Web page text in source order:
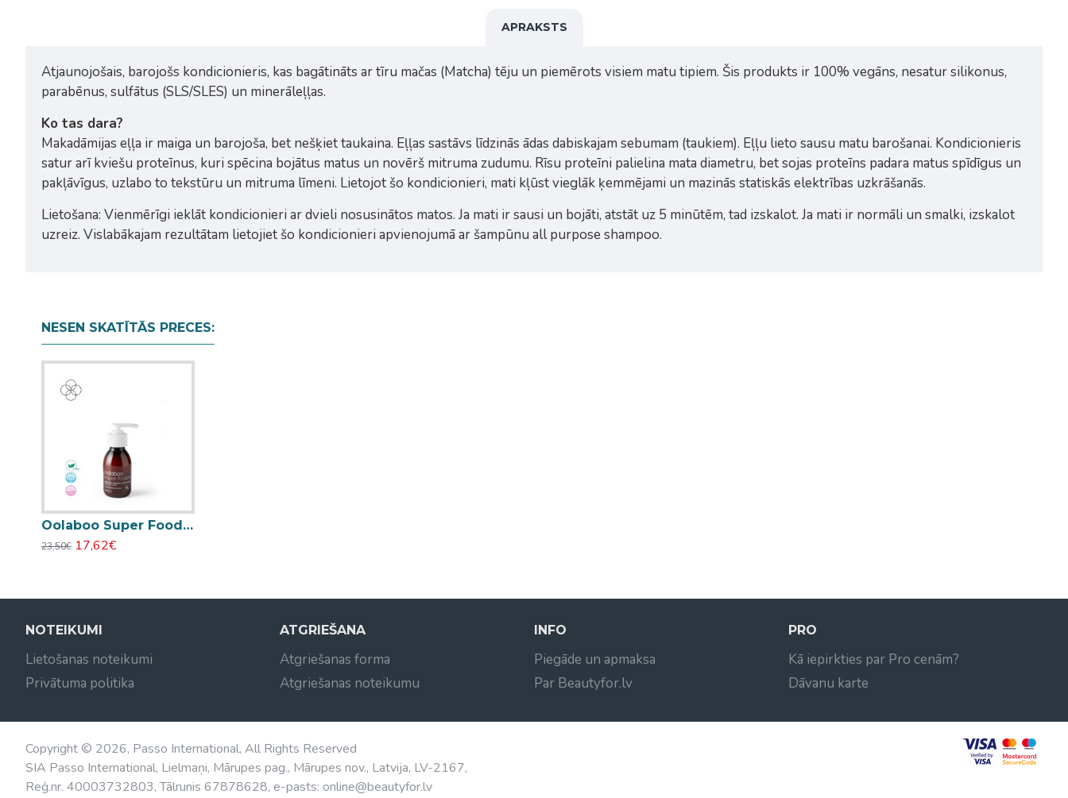
APRAKSTS
Atjaunojošais, barojošs kondicionieris, kas bagātināts ar tīru mačas (Matcha) tēju un piemērots visiem matu tipiem. Šis produkts ir 100% vegāns, nesatur silikonus,
parabēnus, sulfātus (SLS/SLES) un minerāleļļas.
Ko tas dara?
Makadāmijas eļļa ir maiga un barojoša, bet nešķiet taukaina. Eļļas sastāvs līdzinās ādas dabiskajam sebumam (taukiem). Eļļu lieto sausu matu barošanai. Kondicionieris
satur arī kviešu proteīnus, kuri spēcina bojātus matus un novērš mitruma zudumu. Rīsu proteīni palielina mata diametru, bet sojas proteīns padara matus spīdīgus un
pakļāvīgus, uzlabo to tekstūru un mitruma līmeni. Lietojot šo kondicionieri, mati kļūst vieglāk ķemmējami un mazinās statiskās elektrības uzkrāšanās.
Lietošana: Vienmērīgi ieklāt kondicionieri ar dvieli nosusinātos matos. Ja mati ir sausi un bojāti, atstāt uz 5 minūtēm, tad izskalot. Ja mati ir normāli un smalki, izskalot
uzreiz. Vislabākajam rezultātam lietojiet šo kondicionieri apvienojumā ar šampūnu all purpose shampoo.
NESEN SKATĪTĀS PRECES:
Oolaboo Super Foodies replenish kondicionieris 100ml
23,50€ 17,62€
NOTEIKUMI
Lietošanas noteikumi
Privātuma politika
ATGRIEŠANA
Atgriešanas forma
Atgriešanas noteikumu
INFO
Piegāde un apmaksa
Par Beautyfor.lv
PRO
Kā iepirkties par Pro cenām?
Dāvanu karte
Copyright © 2026, Passo International, All Rights Reserved
SIA Passo International, Lielmaņi, Mārupes pag., Mārupes nov., Latvija, LV-2167,
Reģ.nr. 40003732803, Tālrunis 67878628, e-pasts: online@beautyfor.lv